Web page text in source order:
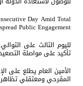
Day Amid Total
Public Engagement.
لليوم الثالث على
تأكيد على مواصلة
الأمين العام يطلع على
المقرحي ومعتقلي